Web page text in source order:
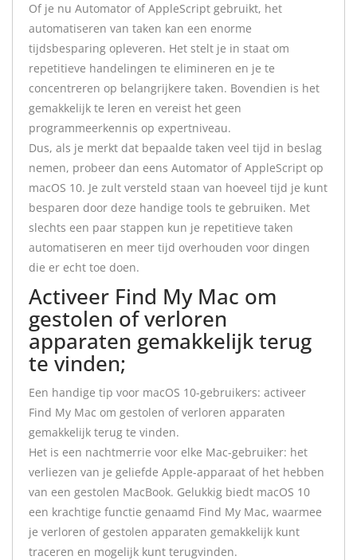
Of je nu Automator of AppleScript gebruikt, het
automatiseren van taken kan een enorme
tijdsbesparing opleveren. Het stelt je in staat om
repetitieve handelingen te elimineren en je te
concentreren op belangrijkere taken. Bovendien is het
gemakkelijk te leren en vereist het geen
programmeerkennis op expertniveau.
Dus, als je merkt dat bepaalde taken veel tijd in beslag
nemen, probeer dan eens Automator of AppleScript op
macOS 10. Je zult versteld staan ​​van hoeveel tijd je kunt
besparen door deze handige tools te gebruiken. Met
slechts een paar stappen kun je repetitieve taken
automatiseren en meer tijd overhouden voor dingen
die er echt toe doen.
Activeer Find My Mac om
gestolen of verloren
apparaten gemakkelijk terug
te vinden;
Een handige tip voor macOS 10-gebruikers: activeer
Find My Mac om gestolen of verloren apparaten
gemakkelijk terug te vinden.
Het is een nachtmerrie voor elke Mac-gebruiker: het
verliezen van je geliefde Apple-apparaat of het hebben
van een gestolen MacBook. Gelukkig biedt macOS 10
een krachtige functie genaamd Find My Mac, waarmee
je verloren of gestolen apparaten gemakkelijk kunt
traceren en mogelijk kunt terugvinden.